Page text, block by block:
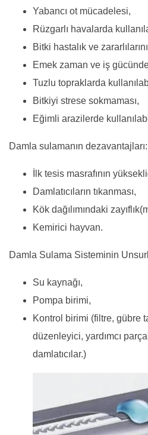
Yabancı ot mücadelesi,
Rüzgarlı havalarda
Bitki hastalık ve
Emek zaman ve iş
Tuzlu topraklarda
Bitkiyi strese sokmaması,
Eğimli arazilerde
Damla sulamanın dezavantajları:
İlk tesis masrafının
Damlatıcıların tıkanması,
Kök dağılımındaki
Kemirici hayvan.
Damla Sulama Sisteminin
Su kaynağı,
Pompa birimi,
Kontrol birimi (filtre, gübre
düzenleyici, yardımcı
damlatıcılar.)